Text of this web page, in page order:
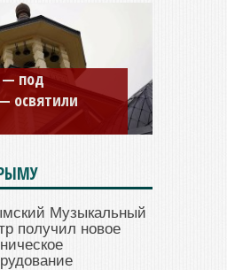
Косьмы
вновь
Музыкальный
получил новое